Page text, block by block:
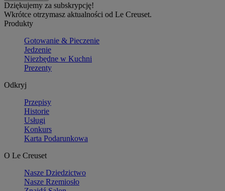
Dziękujemy za subskrypcję!
Wkrótce otrzymasz aktualności od Le Creuset.
Produkty
Gotowanie & Pieczenie
Jedzenie
Niezbędne w Kuchni
Prezenty
Odkryj
Przepisy
Historie
Usługi
Konkurs
Karta Podarunkowa
O Le Creuset
Nasze Dziedzictwo
Nasze Rzemiosło